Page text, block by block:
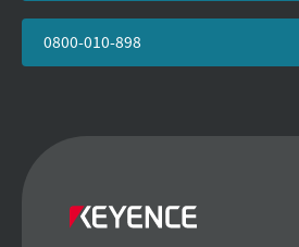
0800-010-898